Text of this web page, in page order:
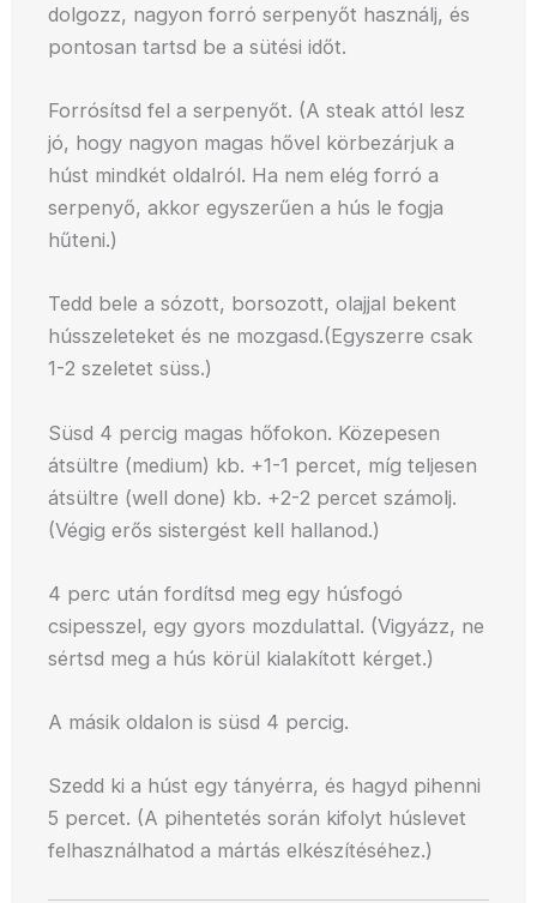
dolgozz, nagyon forró serpenyőt használj, és
pontosan tartsd be a sütési időt.
Forrósítsd fel a serpenyőt. (A steak attól lesz
jó, hogy nagyon magas hővel körbezárjuk a
húst mindkét oldalról. Ha nem elég forró a
serpenyő, akkor egyszerűen a hús le fogja
hűteni.)
Tedd bele a sózott, borsozott, olajjal bekent
hússzeleteket és ne mozgasd.(Egyszerre csak
1-2 szeletet süss.)
Süsd 4 percig magas hőfokon. Közepesen
átsültre (medium) kb. +1-1 percet, míg teljesen
átsültre (well done) kb. +2-2 percet számolj.
(Végig erős sistergést kell hallanod.)
4 perc után fordítsd meg egy húsfogó
csipesszel, egy gyors mozdulattal. (Vigyázz, ne
sértsd meg a hús körül kialakított kérget.)
A másik oldalon is süsd 4 percig.
Szedd ki a húst egy tányérra, és hagyd pihenni
5 percet. (A pihentetés során kifolyt húslevet
felhasználhatod a mártás elkészítéséhez.)